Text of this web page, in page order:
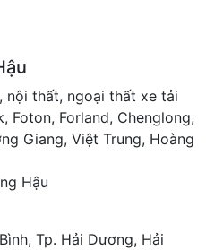
nội thất, ngoại thất xe tải
Foton, Forland, Chenglong,
Giang, Việt Trung, Hoàng
Hậu
Tp. Hải Dương, Hải